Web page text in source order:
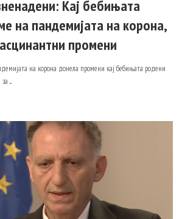
Кај бебињата
на пандемијата на корона,
промени
на корона донела промени кај бебињата родени
...